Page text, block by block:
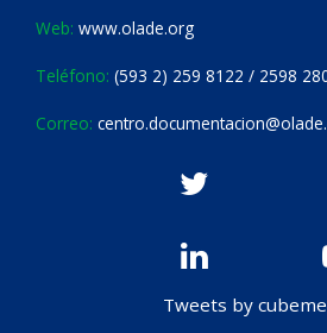
Web: www.olade.org
Teléfono: (593 2) 259 8122 / 2598
Correo:
Tweets by